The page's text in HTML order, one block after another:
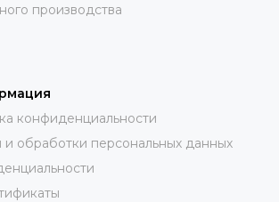
производства
конфиденциальности
и обработки персональных данных